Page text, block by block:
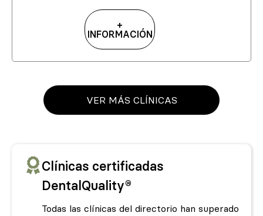
+
INFORMACIÓN
VER MÁS CLÍNICAS
Clínicas certificadas
DentalQuality®
Todas las clínicas del directorio han superado